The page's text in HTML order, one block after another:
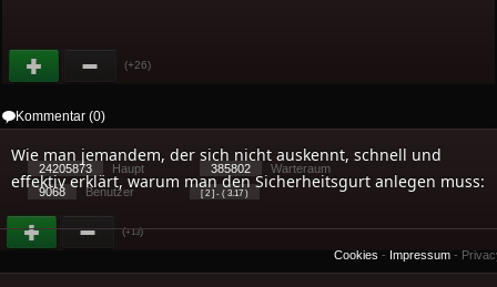
(+26)
Kommentar (0)
Wie man jemandem, der sich nicht auskennt, schnell und
effektiv erklärt, warum man den Sicherheitsgurt anlegen muss:
(+13)
24205873 Haupt 385802
Warteraum
9068
Benutzer [ 2 ] - ( 3.17 )
Cookies - Impressum -